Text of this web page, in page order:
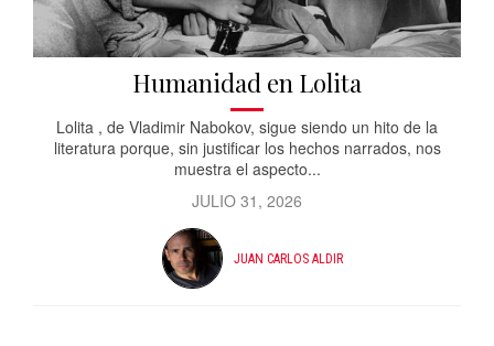
Humanidad en Lolita
Lolita , de Vladimir Nabokov, sigue siendo un hito de la
literatura porque, sin justificar los hechos narrados, nos
muestra el aspecto...
JULIO 31, 2026
JUAN CARLOS ALDIR